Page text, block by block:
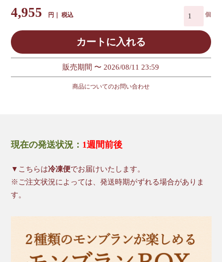
4,955 税込
カートに入れる
販売期間 〜 2026/08/11 23:59
商品についてのお問い合わせ
現在の発送状況： 1週間前後
▼こちらは冷凍便でお届けいたします。
※ご注文状況によっては、発送時期がずれる場合がありま
す。